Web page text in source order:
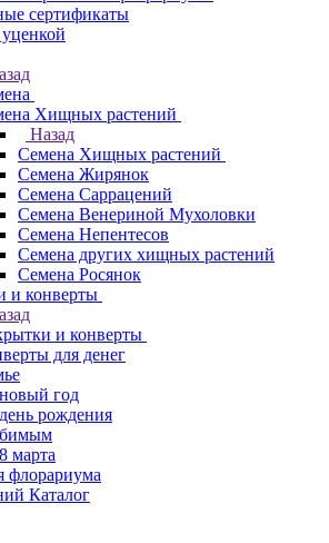
сертификаты
Хищных растений
Назад
Семена Хищных растений
Семена Жирянок
Семена Саррацений
Семена Венериной Мухоловки
Семена Непентесов
Семена других хищных растений
Семена Росянок
и конверты
и конверты
для денег
год
рождения
марта
флорариума
Каталог